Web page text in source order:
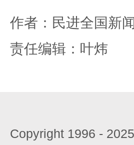
作者：民进全国新
责任编辑：叶炜
Copyright 1996 -